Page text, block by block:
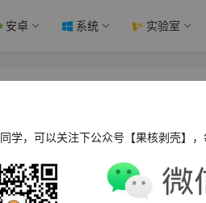
安卓 系统 实验室
分成两列快速实现 -
列，以便更好地进行数据分析或
学，可以关注下公众号【果核剥壳】